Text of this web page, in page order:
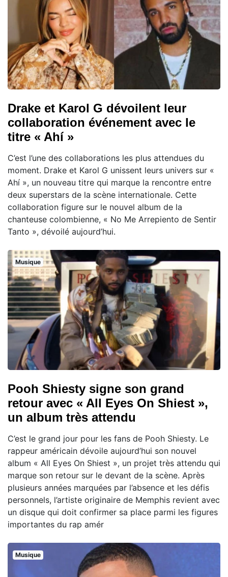
Drake et Karol G dévoilent leur
collaboration événement avec le
titre « Ahí »
C’est l’une des collaborations les plus attendues du
moment. Drake et Karol G unissent leurs univers sur «
Ahí », un nouveau titre qui marque la rencontre entre
deux superstars de la scène internationale. Cette
collaboration figure sur le nouvel album de la
chanteuse colombienne, « No Me Arrepiento de Sentir
Tanto », dévoilé aujourd’hui.
Musique
Pooh Shiesty signe son grand
retour avec « All Eyes On Shiest »,
un album très attendu
C’est le grand jour pour les fans de Pooh Shiesty. Le
rappeur américain dévoile aujourd’hui son nouvel
album « All Eyes On Shiest », un projet très attendu qui
marque son retour sur le devant de la scène. Après
plusieurs années marquées par l’absence et les défis
personnels, l’artiste originaire de Memphis revient avec
un disque qui doit confirmer sa place parmi les figures
importantes du rap amér
Musique